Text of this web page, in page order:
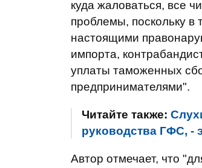
куда жаловаться, все
проблемы, поскольку в
настоящими
импорта,
уплаты таможенных
предпринимателями".
Читайте также:
руководства ГФС, -
Автор отмечает, что